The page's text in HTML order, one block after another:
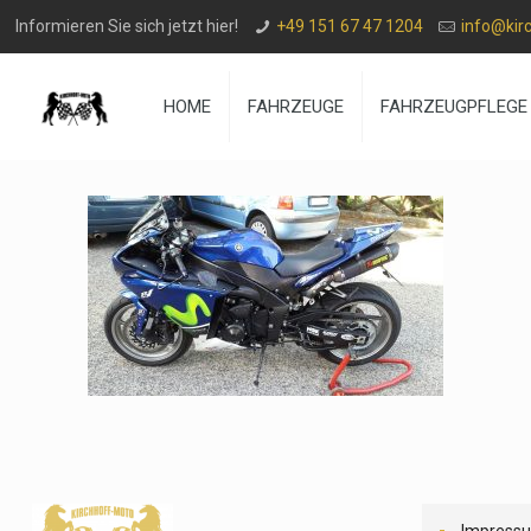
Informieren Sie sich jetzt hier! +49 151 67 47 1204
HOME FAHRZEUGE FAHRZEUGPFLEGE